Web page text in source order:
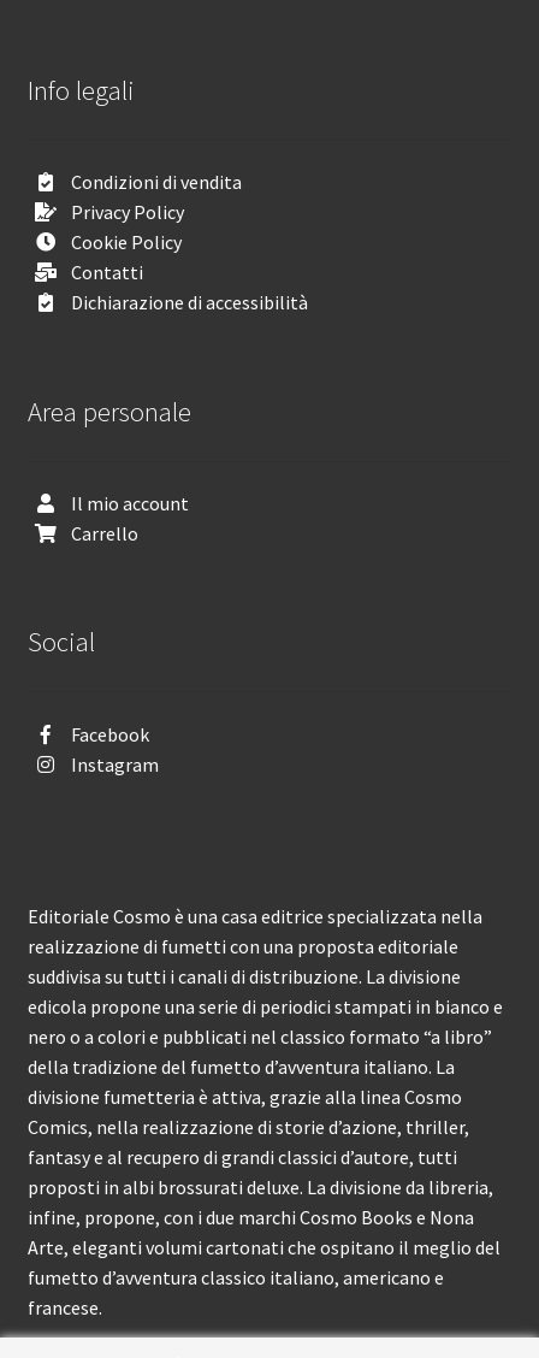
Info legali
Condizioni di vendita
Privacy Policy
Cookie Policy
Contatti
Dichiarazione di accessibilità
Area personale
Il mio account
Carrello
Social
Facebook
Instagram
Editoriale Cosmo è una casa editrice specializzata nella
realizzazione di fumetti con una proposta editoriale
suddivisa su tutti i canali di distribuzione. La divisione
edicola propone una serie di periodici stampati in bianco e
nero o a colori e pubblicati nel classico formato “a libro”
della tradizione del fumetto d’avventura italiano. La
divisione fumetteria è attiva, grazie alla linea Cosmo
Comics, nella realizzazione di storie d’azione, thriller,
fantasy e al recupero di grandi classici d’autore, tutti
proposti in albi brossurati deluxe. La divisione da libreria,
infine, propone, con i due marchi Cosmo Books e Nona
Arte, eleganti volumi cartonati che ospitano il meglio del
fumetto d’avventura classico italiano, americano e
francese.